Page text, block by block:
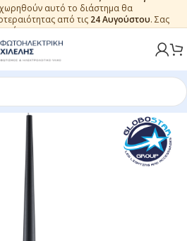
αυτό το διάστημα θα
από τις 24 Αυγούστου. Σας